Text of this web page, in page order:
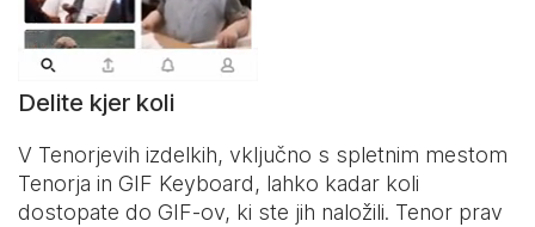
Delite kjer koli
V Tenorjevih izdelkih, vključno s spletnim mestom
Tenorja in GIF Keyboard, lahko kadar koli
dostopate do GIF-ov, ki ste jih naložili. Tenor prav